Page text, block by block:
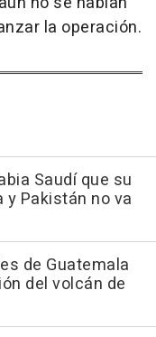
la operación.
Saudí que su
y Pakistán no va
de Guatemala
del volcán de